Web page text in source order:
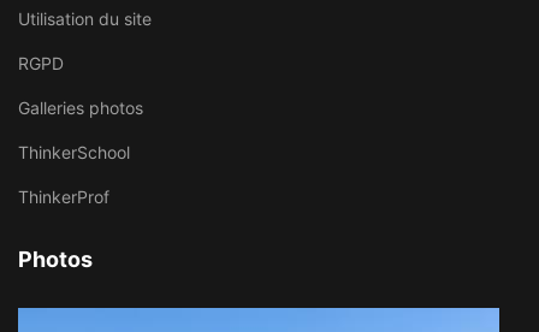
Utilisation du site
RGPD
Galleries photos
ThinkerSchool
ThinkerProf
Photos